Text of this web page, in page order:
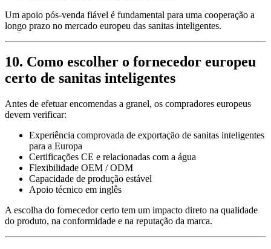
Um apoio pós-venda fiável é fundamental para uma cooperação a
longo prazo no mercado europeu das sanitas inteligentes.
10. Como escolher o fornecedor europeu
certo de sanitas inteligentes
Antes de efetuar encomendas a granel, os compradores europeus
devem verificar:
Experiência comprovada de exportação de sanitas inteligentes
para a Europa
Certificações CE e relacionadas com a água
Flexibilidade OEM / ODM
Capacidade de produção estável
Apoio técnico em inglês
A escolha do fornecedor certo tem um impacto direto na qualidade
do produto, na conformidade e na reputação da marca.